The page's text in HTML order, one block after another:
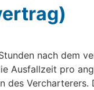
nach dem
Ausfallzeit pro
des